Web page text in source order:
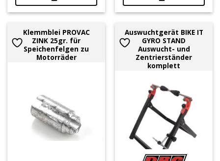
Klemmblei PROVAC
ZINK 25gr. für
Speichenfelgen zu
Motorräder
Auswuchtgerät BIKE IT
GYRO STAND
Auswucht- und
Zentrierständer
komplett